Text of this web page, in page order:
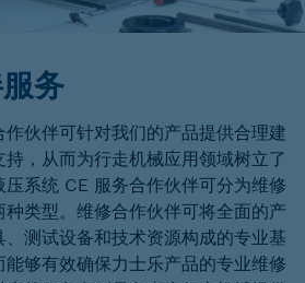
务
伙伴可针对我们的产品提供合理建
，从而为行走机械应用领域树立了
系统 CE 服务合作伙伴可分为维修
类型。维修合作伙伴可将全面的产
测试设备和技术资源构成的专业基
够有效确保力士乐产品的专业维修